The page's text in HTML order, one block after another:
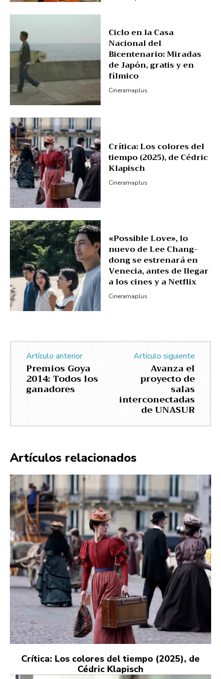
Ciclo en la Casa
Nacional del
Bicentenario: Miradas
de Japón, gratis y en
fílmico
Cineramaplus
Crítica: Los colores del
tiempo (2025), de Cédric
Klapisch
Cineramaplus
«Possible Love», lo
nuevo de Lee Chang-
dong se estrenará en
Venecia, antes de llegar
a los cines y a Netflix
Cineramaplus
Artículo anterior
Premios Goya
2014: Todos los
ganadores
Artículo siguiente
Avanza el
proyecto de
salas
interconectadas
de UNASUR
Artículos relacionados
Crítica: Los colores del tiempo (2025), de
Cédric Klapisch